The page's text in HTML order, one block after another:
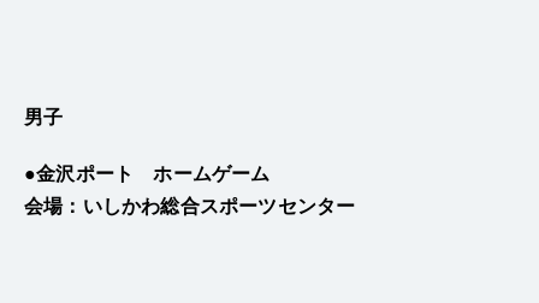
男子
●金沢ポート
ホームゲーム
会場：いしかわ総合スポーツセンター